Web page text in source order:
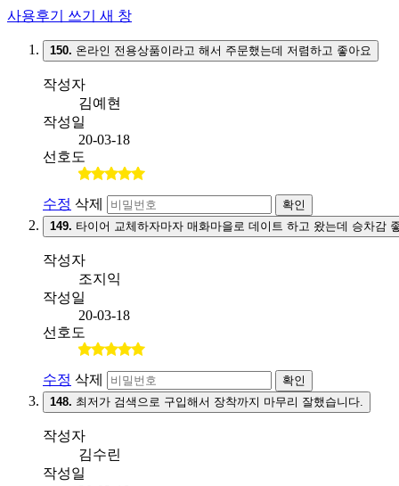
사용후기 쓰기 새 창
150. 온라인 전용상품이라고 해서 주문했는데 저렴하고 좋아요
작성자
김예현
작성일
20-03-18
선호도
수정 삭제
확인
149. 타이어 교체하자마자 매화마을로 데이트 하고 왔는데 승차감
작성자
조지익
작성일
20-03-18
선호도
수정 삭제
확인
148. 최저가 검색으로 구입해서 장착까지 마무리 잘했습니다.
작성자
김수린
작성일